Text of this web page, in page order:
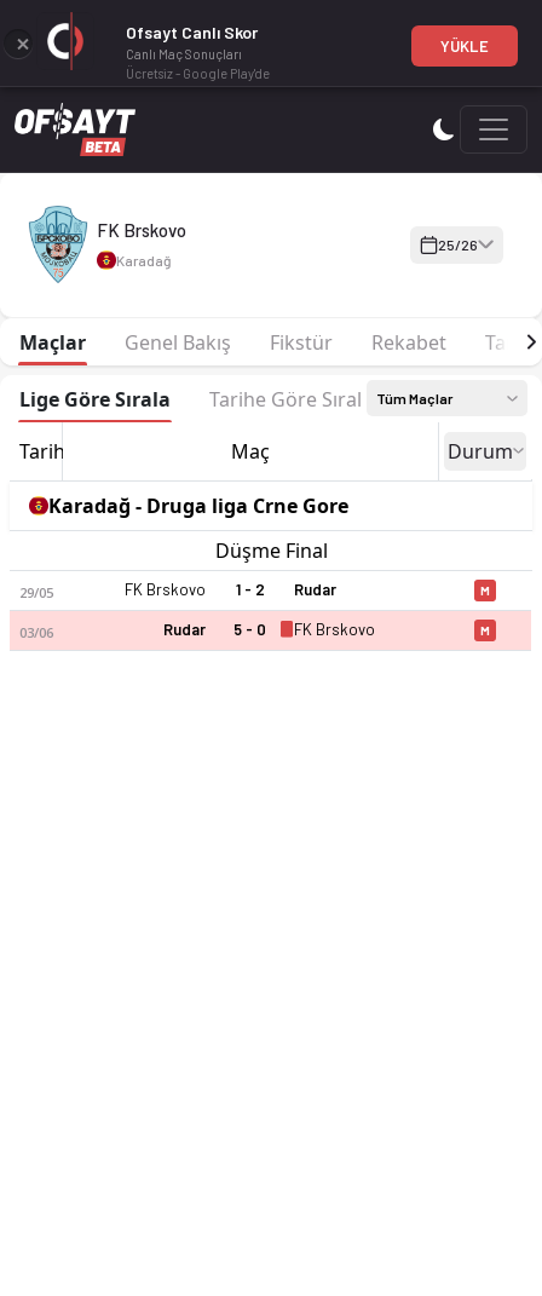
FK Brskovo 25-26 sezonu Kadro, fikstür ve canlı skor
FK Brskovo
Karadağ
25/26
Maçlar Genel Bakış Fikstür Rekabet
Lige Göre Sırala Tarihe Göre Sırala Tüm Maçlar
Tarih Maç Durum
Karadağ - Druga liga Crne Gore
Düşme Final
29/05 FK Brskovo 1 - 2 Rudar M
03/06 Rudar 5 - 0 FK Brskovo M
Ofsayt Canlı Skor
Canlı Maç Sonuçları
Ücretsiz - Google Play'de
YÜKLE